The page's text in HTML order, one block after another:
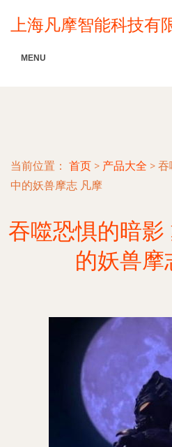
上海凡摩智能科技有
MENU
当前位置： 首页 > 产品大全 > 吞
中的妖兽摩志 凡摩
吞噬恐惧的暗影
的妖兽摩